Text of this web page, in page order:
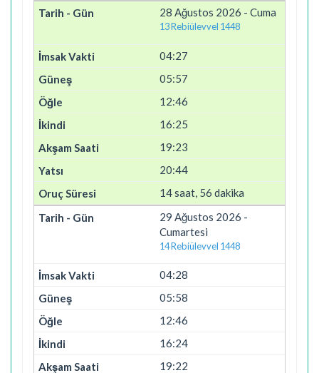
28 Ağustos 2026 - Cuma
13 Rebiülevvel 1448
04:27
05:57
12:46
16:25
19:23
20:44
14 saat, 56 dakika
29 Ağustos 2026 -
Cumartesi
14 Rebiülevvel 1448
04:28
05:58
12:46
16:24
19:22